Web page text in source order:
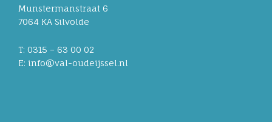
Munstermanstraat 6
7064 KA Silvolde
T: 0315 – 63 00 02
E: info@val-oudeijssel.nl